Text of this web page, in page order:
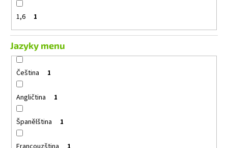
1,6 1
Jazyky menu
Čeština 1
Angličtina 1
Španělština 1